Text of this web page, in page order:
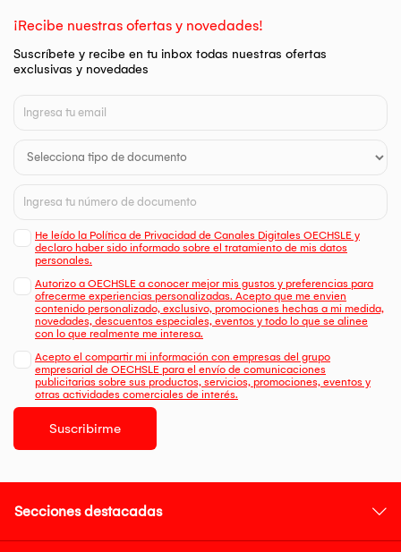
¡Recibe nuestras ofertas y novedades!
Suscríbete y recibe en tu inbox todas nuestras ofertas
exclusivas y novedades
He leído la Política de Privacidad de Canales Digitales OECHSLE y
declaro haber sido informado sobre el tratamiento de mis datos
personales.
Autorizo a OECHSLE a conocer mejor mis gustos y preferencias para
ofrecerme experiencias personalizadas. Acepto que me envien
contenido personalizado, exclusivo, promociones hechas a mi medida,
novedades, descuentos especiales, eventos y todo lo que se alinee
con lo que realmente me interesa.
Acepto el compartir mi información con empresas del grupo
empresarial de OECHSLE para el envío de comunicaciones
publicitarias sobre sus productos, servicios, promociones, eventos y
otras actividades comerciales de interés.
Suscribirme
Secciones destacadas